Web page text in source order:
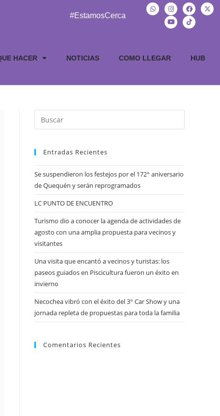
#EstamosCerca
HACER NOTICIAS COMO LLEGAR HUB
Entradas Recientes
Se suspendieron los festejos por el 172° aniversario
de Quequén y serán reprogramados
LC PUNTO DE ENCUENTRO
Turismo dio a conocer la agenda de actividades de
agosto con una amplia propuesta para vecinos y
visitantes
Una visita que encantó a vecinos y turistas: los
paseos guiados en Piscicultura fueron un éxito en
invierno
Necochea vibró con el éxito del 3° Car Show y una
jornada repleta de propuestas para toda la familia
Comentarios Recientes